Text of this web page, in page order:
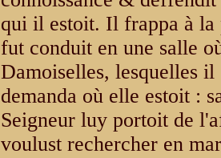
qui il estoit. Il frappa à la
fut conduit en une salle
Damoiselles, lesquelles
demanda où elle estoit :
Seigneur luy portoit de
voulust rechercher en